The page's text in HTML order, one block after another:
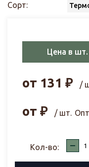
Сорт:
Цена в шт.
от 131 ₽ /
от ₽ / шт.
Кол-во: –